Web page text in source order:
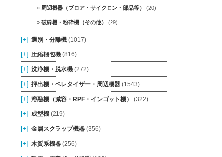
周辺機器（ブロア・サイクロン・部品等） (20)
破砕機・粉砕機（その他） (29)
[+] 選別・分離機 (1017)
[+] 圧縮梱包機 (816)
[+] 洗浄機・脱水機 (272)
[+] 押出機・ペレタイザー・周辺機器 (1543)
[+] 溶融機（減容・RPF・インゴット機） (322)
[+] 成型機 (219)
[+] 金属スクラップ機器 (356)
[+] 木質系機器 (256)